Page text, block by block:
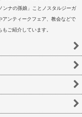
ンナの孫娘」ことノスタルジーガ
アンティークフェア、教会などで
ご紹介しています。